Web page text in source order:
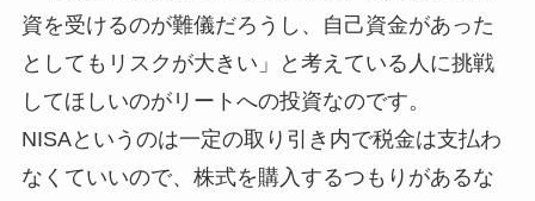
資を受けるのが難儀だろうし、自己資金があった
としてもリスクが大きい」と考えている人に挑戦
してほしいのがリートへの投資なのです。
NISAというのは一定の取り引き内で税金は支払わ
なくていいので、株式を購入するつもりがあるな